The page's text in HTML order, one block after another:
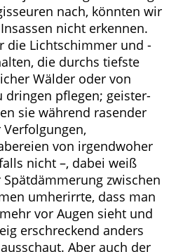
nach, könnten wir
nicht erkennen.
die Lichtschimmer und -
die durchs tiefste
Wälder oder von
dringen pflegen; geister-
sie während rasender
von irgendwoher
nicht –, dabei weiß
zwischen
umherirrte, dass man
vor Augen sieht und
erschreckend anders
Aber auch der